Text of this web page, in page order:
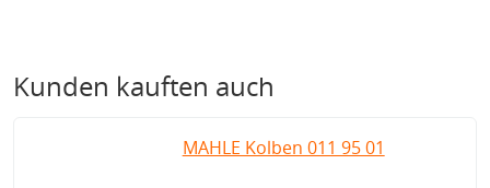
Kunden kauften auch
MAHLE Kolben 011 95 01